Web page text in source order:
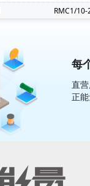
RMC1/10-
每
直
正